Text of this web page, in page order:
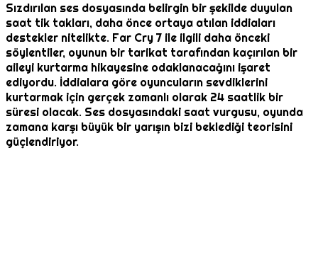
Sızdırılan ses dosyasında belirgin bir şekilde duyulan
saat tik takları, daha önce ortaya atılan iddiaları
destekler nitelikte. Far Cry 7 ile ilgili daha önceki
söylentiler, oyunun bir tarikat tarafından kaçırılan bir
aileyi kurtarma hikayesine odaklanacağını işaret
ediyordu. İddialara göre oyuncuların sevdiklerini
kurtarmak için gerçek zamanlı olarak 24 saatlik bir
süresi olacak. Ses dosyasındaki saat vurgusu, oyunda
zamana karşı büyük bir yarışın bizi beklediği teorisini
güçlendiriyor.